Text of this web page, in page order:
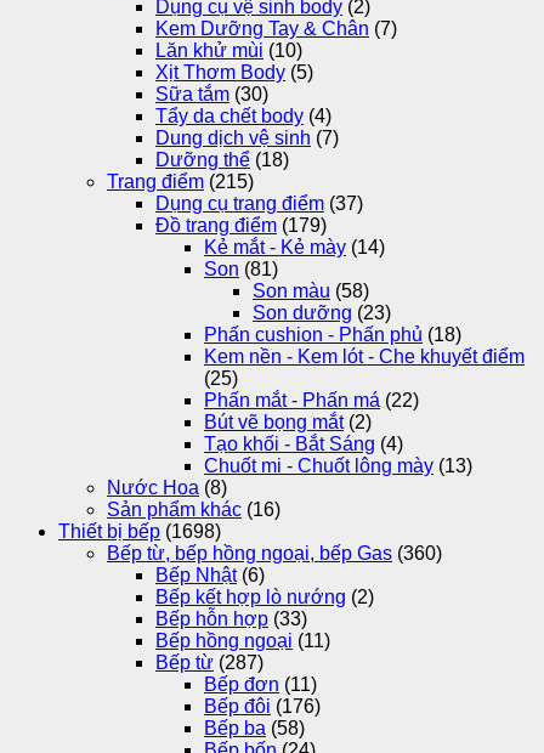
Dụng cụ vệ sinh body (2)
Kem Dưỡng Tay & Chân (7)
Lăn khử mùi (10)
Xịt Thơm Body (5)
Sữa tắm (30)
Tẩy da chết body (4)
Dung dịch vệ sinh (7)
Dưỡng thể (18)
Trang điểm (215)
Dụng cụ trang điểm (37)
Đồ trang điểm (179)
Kẻ mắt - Kẻ mày (14)
Son (81)
Son màu (58)
Son dưỡng (23)
Phấn cushion - Phấn phủ (18)
Kem nền - Kem lót - Che khuyết điểm
(25)
Phấn mắt - Phấn má (22)
Bút vẽ bọng mắt (2)
Tạo khối - Bắt Sáng (4)
Chuốt mi - Chuốt lông mày (13)
Nước Hoa (8)
Sản phẩm khác (16)
Thiết bị bếp (1698)
Bếp từ, bếp hồng ngoại, bếp Gas (360)
Bếp Nhật (6)
Bếp kết hợp lò nướng (2)
Bếp hỗn hợp (33)
Bếp hồng ngoại (11)
Bếp từ (287)
Bếp đơn (11)
Bếp đôi (176)
Bếp ba (58)